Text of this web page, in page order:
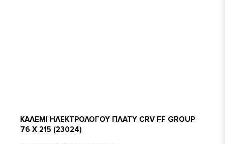
ΚΑΛΕΜΙ ΗΛΕΚΤΡΟΛΟΓΟΥ ΠΛΑΤΥ CRV FF GROUP
76 Χ 215 (23024)